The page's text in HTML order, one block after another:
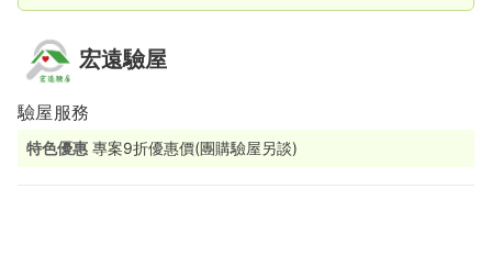
宏遠驗屋
驗屋服務
特色優惠 專案9折優惠價(團購驗屋另談)